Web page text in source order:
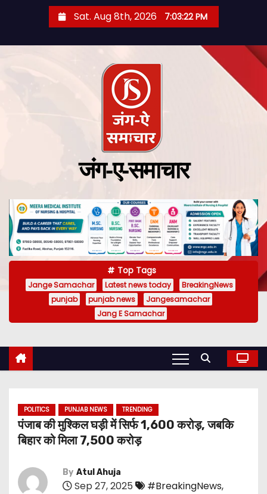
Sat. Aug 8th, 2026 7:03:23 PM
जंग-ए-समाचार
Top Tags
Jange Samachar Latest news today
BreakingNews
punjab
punjab news
Jangesamachar
Jang E Samachar
POLITICS PUNJAB NEWS TRENDING
पंजाब की मुश्किल घड़ी में सिर्फ 1,600 करोड़, जबकि
बिहार को मिला 7,500 करोड़
By Atul Ahuja
Sep 27, 2025 #BreakingNews,